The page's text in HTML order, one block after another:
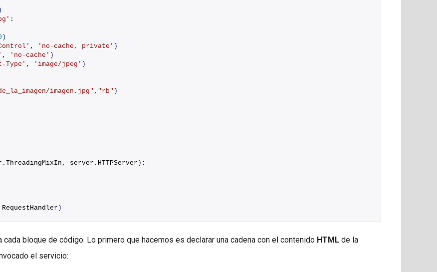
)
:
)
, 'no-cache, private' )
, 'no-cache' )
Type' , 'image/jpeg' )
imagen.jpg" , "rb" )
server.HTTPServer ) :
)
bloque de código. Lo primero que hacemos es declarar una cadena con el contenido HTML de la
el servicio: